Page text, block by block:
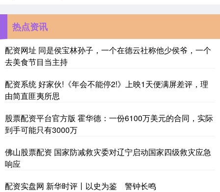
热点资讯
配资网址 同是侯宝林孙子，一个在德云社称他少侯爷，一个
去美食节目当主持
配资系统 好家伙!《年会不能停2!》上映1天便满屏差评，理
由简直匪夷所思
股票配资平台官方版 霍华德：一份6100万美元的合同，实际
到手可能只有3000万
佛山股票配资 国家防减救灾委对辽宁启动国家四级救灾应急
响应
配资实盘网 新华时评丨以史为鉴 警钟长鸣